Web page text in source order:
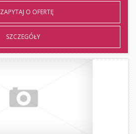
ZAPYTAJ O OFERTĘ
SZCZEGÓŁY